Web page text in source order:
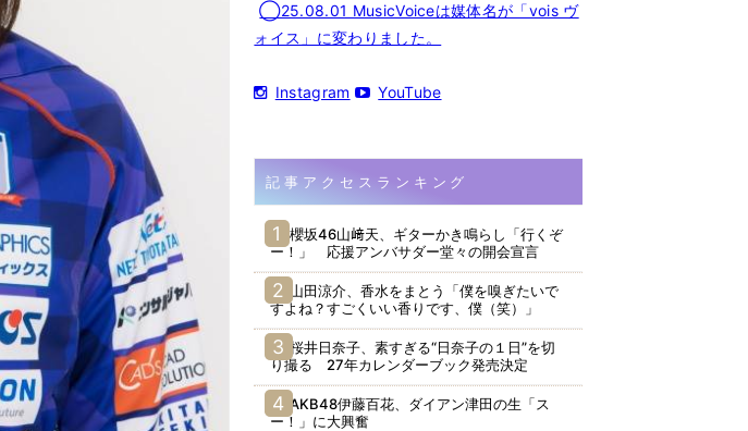
◯25.08.01 MusicVoiceは媒体名が「vois ヴ
ォイス」に変わりました。
Instagram YouTube
記事アクセスランキング
櫻坂46山﨑天、ギターかき鳴らし「行くぞ
ー！」 応援アンバサダー堂々の開会宣言
山田涼介、香水をまとう「僕を嗅ぎたいで
すよね？すごくいい香りです、僕（笑）」
桜井日奈子、素すぎる“日奈子の１日”を切
り撮る 27年カレンダーブック発売決定
AKB48伊藤百花、ダイアン津田の生「ス
ー！」に大興奮